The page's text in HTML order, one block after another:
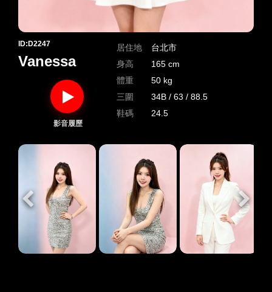
ID:D2247
Vanessa
影音履歷
居住地
台北市
身高
165 cm
體重
50 kg
三圍
34B / 63 / 88.5
鞋碼
24.5